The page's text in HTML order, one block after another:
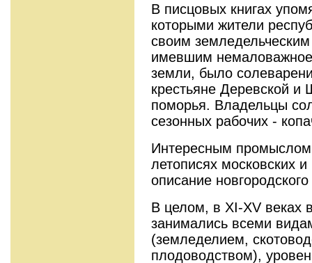
В писцовых книгах
которыми жители
своим
имевшим
земли, было
крестьяне Деревской и
поморья. Владельцы
сезонных рабочих -
Интересным
летописях московских
описание
В целом, в XI-XV веках
занимались всеми
(земледелием,
плодоводством),